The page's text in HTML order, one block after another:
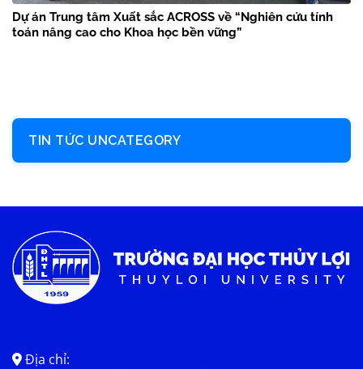
Dự án Trung tâm Xuất sắc ACROSS về “Nghiên cứu tính
toán nâng cao cho Khoa học bền vững”
TIN TỨC UNCATEGORY
Địa chỉ: